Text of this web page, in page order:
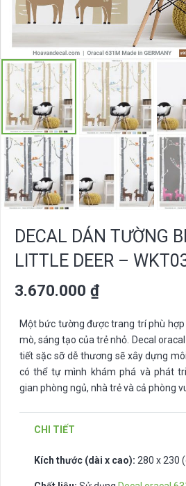
DECAL DÁN TƯỜNG
LITTLE DEER –
3.670.000 ₫
Một bức tường được trang trí phù
mò, sáng tạo của trẻ nhỏ. Decal
tiết sặc sỡ dễ thương sẽ xây dựng
có thể tự mình khám phá và phát
gian phòng ngủ, nhà trẻ và cả phòng
CHI TIẾT
Kích thước (dài x cao): 280 x 230